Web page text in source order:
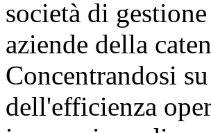
società di
aziende della
Concentrandosi
dell'efficienza